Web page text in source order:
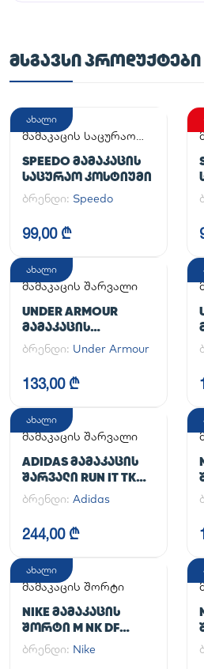
ᲛᲡᲒᲐᲕᲡᲘ ᲞᲠᲝᲓᲣᲥᲢᲔᲑᲘ
ახალი
მამაკაცის საცურაო
SPEEDO ᲛᲐᲛᲐᲙᲐᲪᲘᲡ
ᲡᲐᲪᲣᲠᲐᲝ ᲙᲝᲡᲢᲘᲣᲛᲘ
ბრენდი: Speedo
99,00 ₾
ახალი
მამაკაცის შარვალი
UNDER ARMOUR
ᲛᲐᲛᲐᲙᲐᲪᲘᲡ
ᲡᲞᲝᲠᲢᲣᲚᲘ ᲨᲐᲠᲕᲐᲚᲘ
UA CG ARMOUR
LEGGINGS
ბრენდი: Under Armour
133,00 ₾
ახალი
მამაკაცის შარვალი
ADIDAS ᲛᲐᲛᲐᲙᲐᲪᲘᲡ
ᲨᲐᲠᲕᲐᲚᲘ RUN IT TKO
PANT
ბრენდი: Adidas
244,00 ₾
ახალი
მამაკაცის შორტი
NIKE ᲛᲐᲛᲐᲙᲐᲪᲘᲡ
ᲨᲝᲠᲢᲘ M NK DF
UNLIMITED WVN 7IN
2IN1
ბრენდი: Nike